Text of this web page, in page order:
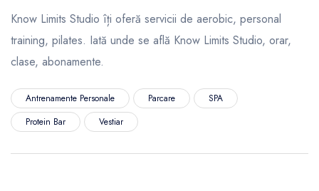
Know Limits Studio îți oferă servicii de aerobic, personal
training, pilates. Iată unde se află Know Limits Studio, orar,
clase, abonamente.
Antrenamente Personale Parcare
SPA
Protein Bar
Vestiar